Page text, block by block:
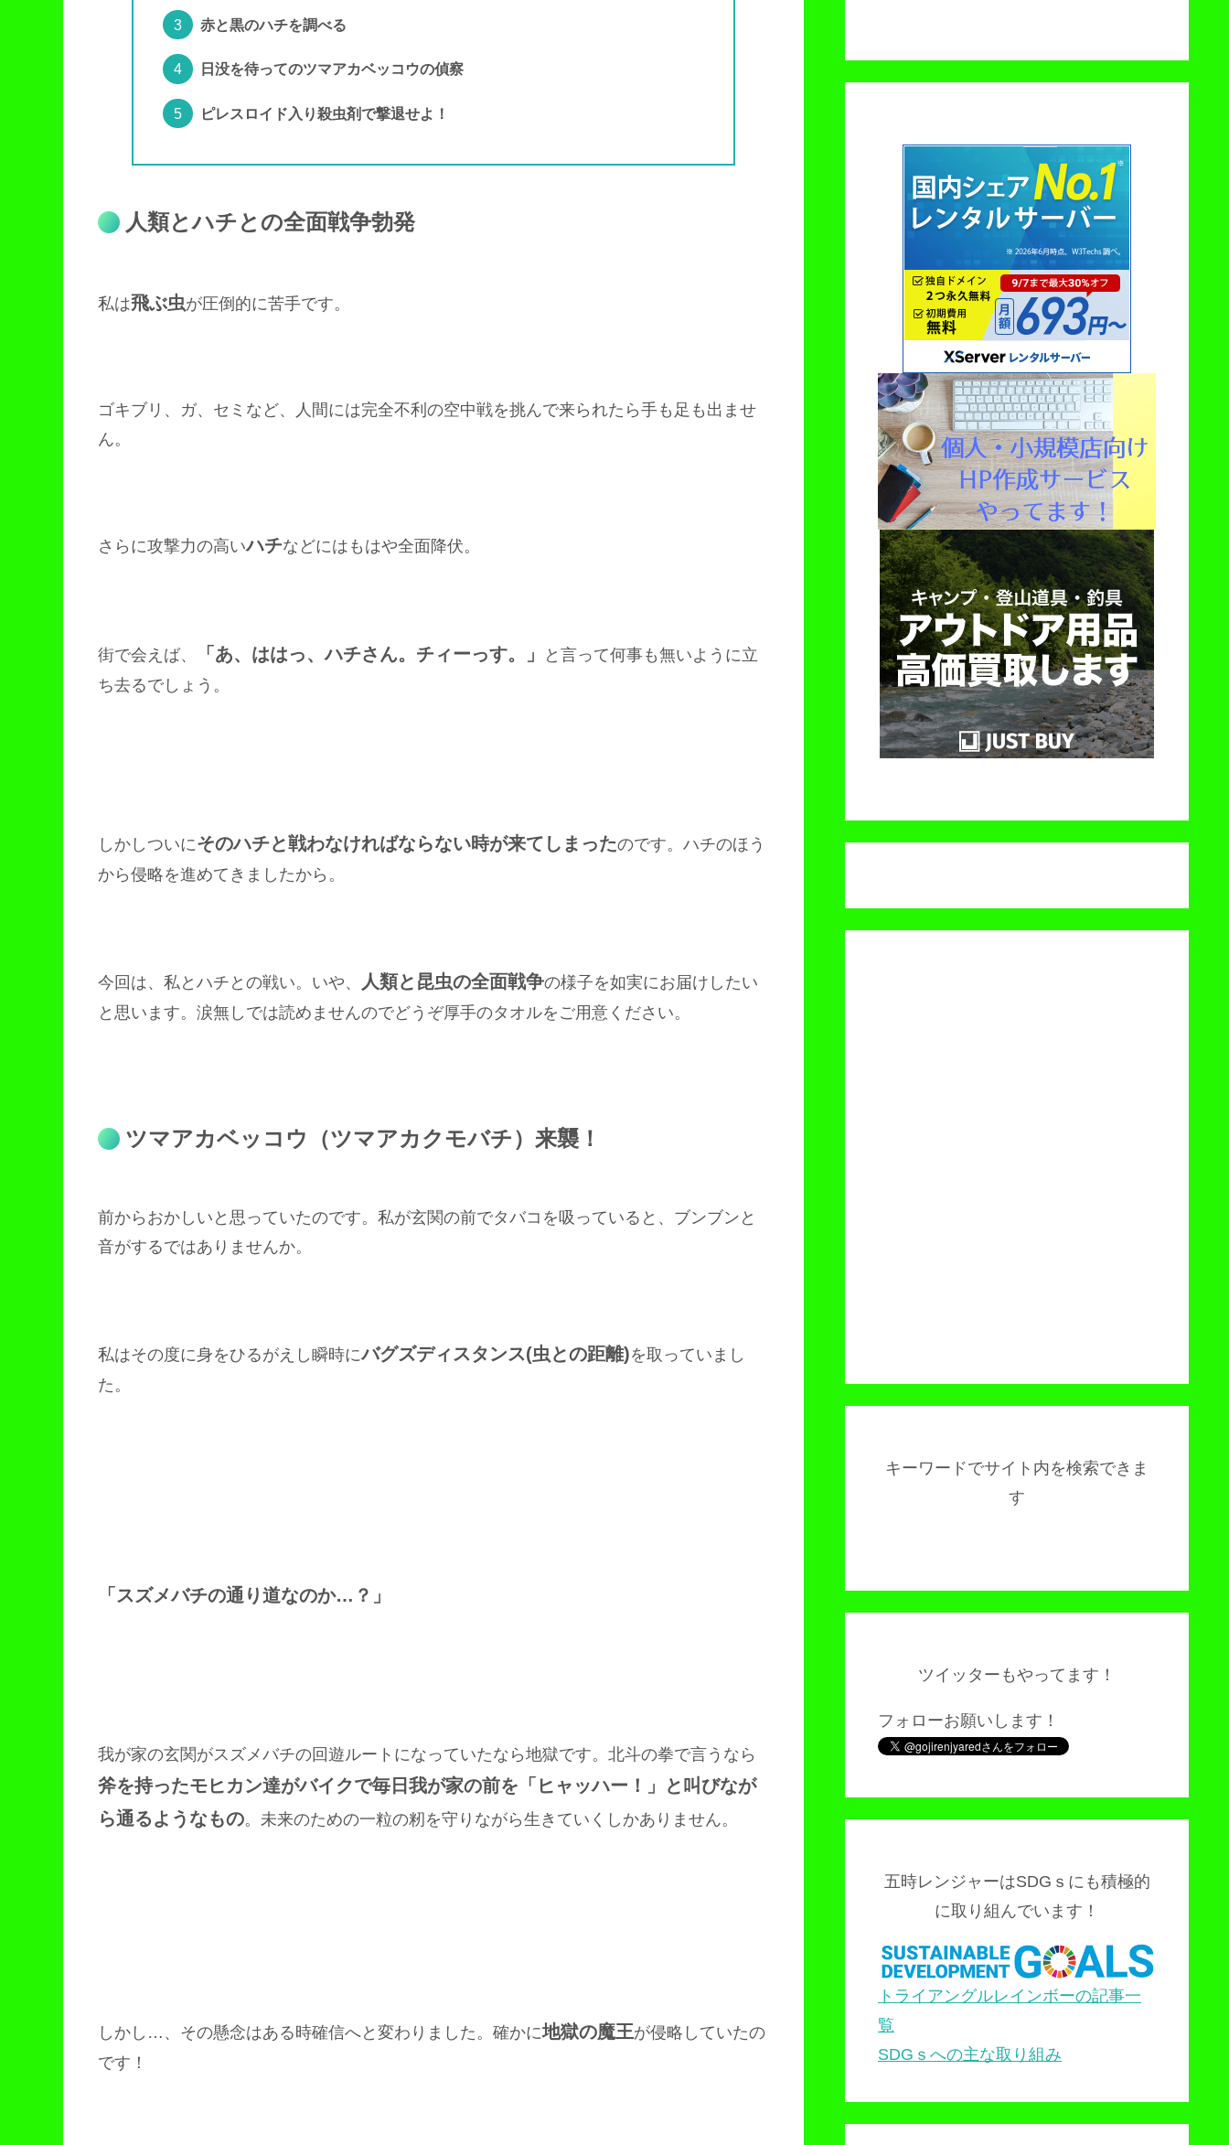
赤と黒のハチを調べる
日没を待ってのツマアカベッコウの偵察
ピレスロイド入り殺虫剤で撃退せよ！
人類とハチとの全面戦争勃発
私は飛ぶ虫が圧倒的に苦手です。
ゴキブリ、ガ、セミなど、人間には完全不利の空中戦を挑んで来られたら手も足も出ませ
ん。
さらに攻撃力の高いハチなどにはもはや全面降伏。
街で会えば、 「あ、ははっ、ハチさん。チィーっす。」
と言って何事も無いように立
ち去るでしょう。
しかしついにそのハチと戦わなければならない時が来てしまったのです。ハチのほう
から侵略を進めてきましたから。
今回は、私とハチとの戦い。いや、 人類と昆虫の全面戦争の様子を如実にお届けしたい
と思います。涙無しでは読めませんのでどうぞ厚手のタオルをご用意ください。
ツマアカベッコウ（ツマアカクモバチ）来襲！
前からおかしいと思っていたのです。私が玄関の前でタバコを吸っていると、ブンブンと
音がするではありませんか。
私はその度に身をひるがえし瞬時にバグズディスタンス(虫との距離)を取っていまし
た。
「スズメバチの通り道なのか…？」
我が家の玄関がスズメバチの回遊ルートになっていたなら地獄です。北斗の拳で言うなら
斧を持ったモヒカン達がバイクで毎日我が家の前を「ヒャッハー！」と叫びなが
ら通るようなもの。未来のための一粒の籾を守りながら生きていくしかありません。
しかし…、その懸念はある時確信へと変わりました。確かに地獄の魔王が侵略していたの
です！
キーワードでサイト内を検索できま
す
ツイッターもやってます！
フォローお願いします！
五時レンジャーはSDGｓにも積極的
に取り組んでいます！
トライアングルレインボーの記事一
覧
SDGｓへの主な取り組み